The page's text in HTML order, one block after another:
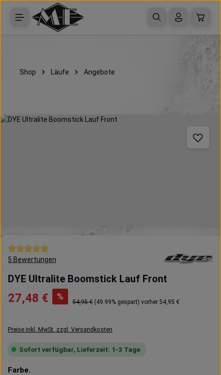
Zum Hauptinhalt springen
Shop Läufe Angebote
Bildergalerie überspringen
Durchschnittliche Bewertung von 5 von 5 Sternen
5 Bewertungen
DYE Ultralite Boomstick Lauf Front
Verkaufspreis:
27,48 € % Regulärer Preis:
54,95 € (49.99% gespart) vorher 54,95 €
Preise inkl. MwSt. zzgl. Versandkosten
Sofort verfügbar, Lieferzeit: 1-3 Tage
Farbe.